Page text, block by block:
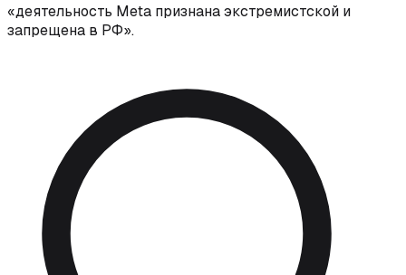
«деятельность Meta признана экстремистской и
запрещена в РФ».